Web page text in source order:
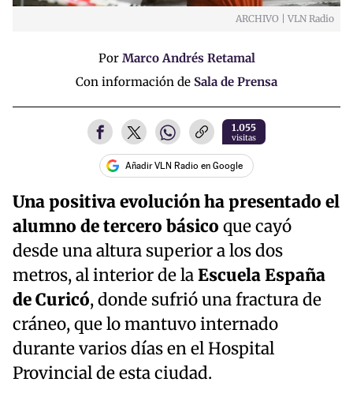
ARCHIVO | VLN Radio
Por Marco Andrés Retamal
Con información de Sala de Prensa
1.055
visitas
Añadir VLN Radio en Google
Una positiva evolución ha presentado el
alumno de tercero básico que cayó
desde una altura superior a los dos
metros, al interior de laEscuela España
de Curicó, donde sufrió una fractura de
cráneo, que lo mantuvo internado
durante varios días en el Hospital
Provincial de esta ciudad.